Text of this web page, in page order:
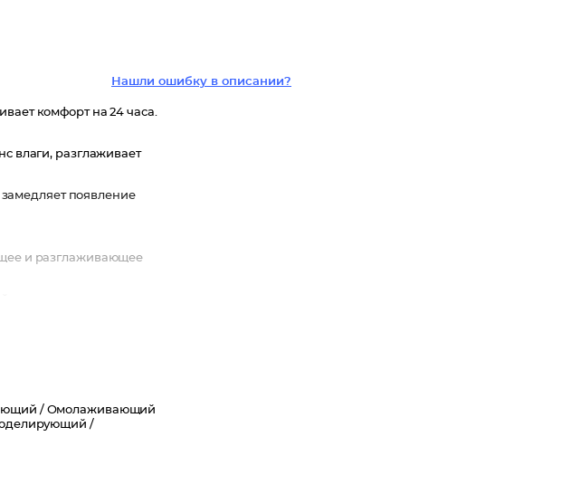
Нашли ошибку в описании?
комфорт на 24 часа.
влаги, разглаживает
появление
и разглаживающее
/ Омолаживающий
/